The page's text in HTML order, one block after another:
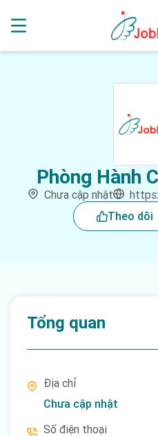
Phòng Hành
Chưa cập nhật
Theo dõi
Tổng quan
Địa chỉ
Chưa cập nhật
Số điện thoại